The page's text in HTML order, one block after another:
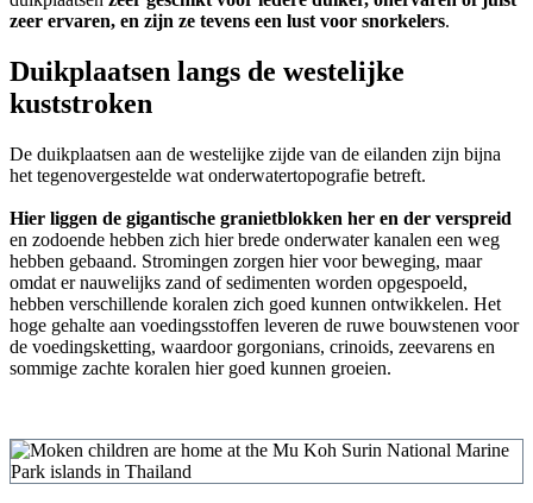
zeer ervaren, en zijn ze tevens een lust voor snorkelers.
Duikplaatsen langs de westelijke
kuststroken
De duikplaatsen aan de westelijke zijde van de eilanden zijn bijna
het tegenovergestelde wat onderwatertopografie betreft.
Hier liggen de gigantische granietblokken her en der verspreid
en zodoende hebben zich hier brede onderwater kanalen een weg
hebben gebaand. Stromingen zorgen hier voor beweging, maar
omdat er nauwelijks zand of sedimenten worden opgespoeld,
hebben verschillende koralen zich goed kunnen ontwikkelen. Het
hoge gehalte aan voedingsstoffen leveren de ruwe bouwstenen voor
de voedingsketting, waardoor gorgonians, crinoids, zeevarens en
sommige zachte koralen hier goed kunnen groeien.